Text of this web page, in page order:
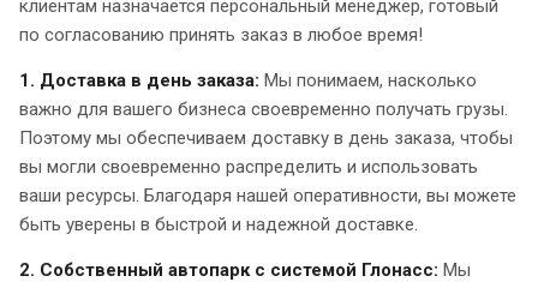
клиентам назначается персональный менеджер, готовый
по согласованию принять заказ в любое время!
1. Доставка в день заказа: Мы понимаем, насколько
важно для вашего бизнеса своевременно получать грузы.
Поэтому мы обеспечиваем доставку в день заказа, чтобы
вы могли своевременно распределить и использовать
ваши ресурсы. Благодаря нашей оперативности, вы можете
быть уверены в быстрой и надежной доставке.
2. Собственный автопарк с системой Глонасс: Мы